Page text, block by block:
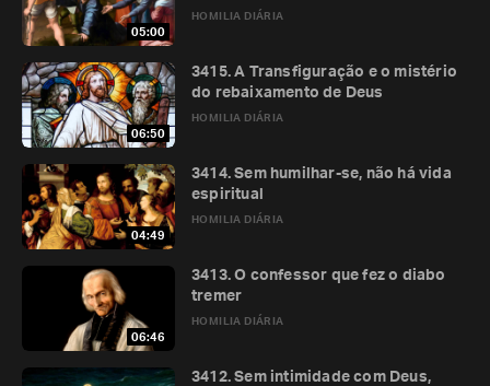
05:00
HOMILIA DIÁRIA
06:50
HOMILIA DIÁRIA
3415. A Transfiguração e o mistério
do rebaixamento de Deus
04:49
HOMILIA DIÁRIA
3414. Sem humilhar-se, não há vida
espiritual
06:46
HOMILIA DIÁRIA
3413. O confessor que fez o diabo
tremer
3412. Sem intimidade com Deus,